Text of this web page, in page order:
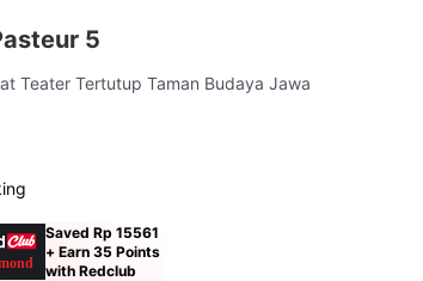
5
Teater Tertutup Taman Budaya Jawa
Saved Rp 15561
+ Earn 35 Points
with Redclub